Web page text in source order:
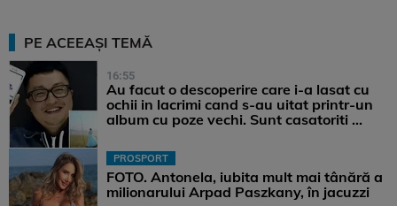
PE ACEEAȘI TEMĂ
16:55
Au facut o descoperire care i-a lasat cu
ochii in lacrimi cand s-au uitat printr-un
album cu poze vechi. Sunt casatoriti ...
PROSPORT
FOTO. Antonela, iubita mult mai tânără a
milionarului Arpad Paszkany, în jacuzzi